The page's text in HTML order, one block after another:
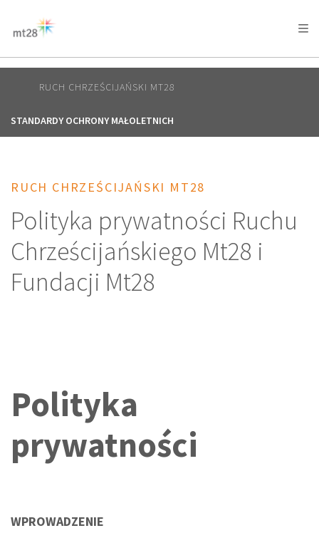
AFRICA
AMERICA / CARIBBEAN
OCEANIA
RUCH CHRZEŚCIJAŃSKI MT28
STANDARDY OCHRONY MAŁOLETNICH
RUCH CHRZEŚCIJAŃSKI MT28
Polityka prywatności Ruchu
Chrześcijańskiego Mt28 i
Fundacji Mt28
Polityka
prywatności
WPROWADZENIE